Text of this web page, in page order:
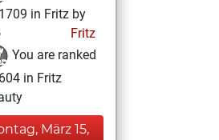
in Fritz by
Fritz
You are ranked
in Fritz
März 15,